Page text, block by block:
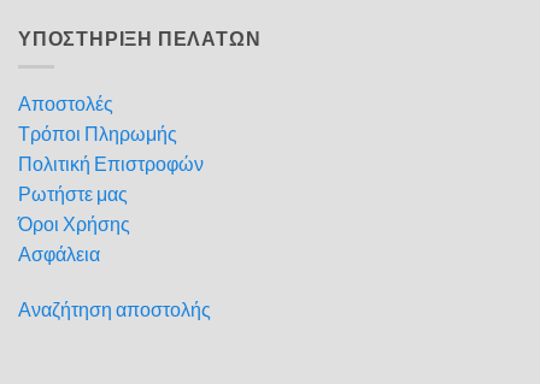
ΥΠΟΣΤΗΡΙΞΗ ΠΕΛΑΤΩΝ
Αποστολές
Τρόποι Πληρωμής
Πολιτική Επιστροφών
Ρωτήστε μας
Όροι Χρήσης
Ασφάλεια
Αναζήτηση αποστολής